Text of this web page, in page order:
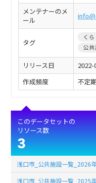
メンテナーのメ
ール
タグ
くら
公
リリース日
2022-
作成頻度
不定
このデータセットの
リソース数
3
浅口市_公共施設一覧_2026
浅口市_公共施設一覧_2025